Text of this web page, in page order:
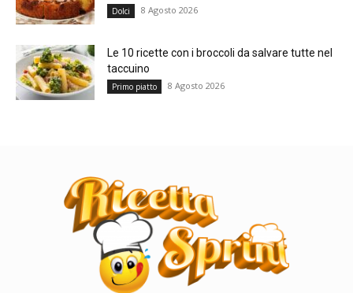
Dolci 8 Agosto 2026
Le 10 ricette con i broccoli da salvare tutte nel
taccuino
Primo piatto 8 Agosto 2026